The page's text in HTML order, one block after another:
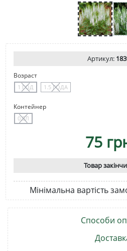
Артикул:
Возраст
1 ГОД 1.5 ГОДА
Контейнер
0.5Л
75
Товар
Мінімальна вартість
Способи